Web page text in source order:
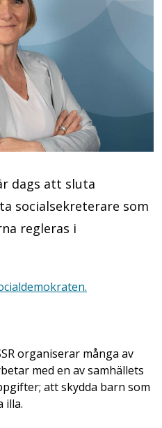
dags att sluta
socialsekreterare som
regleras i
organiserar många av
med en av samhällets
att skydda barn som
illa.